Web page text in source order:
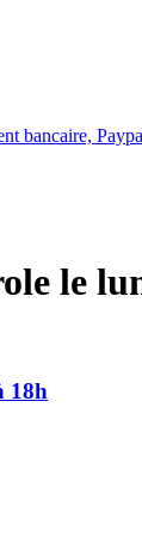
bancaire,
le
18h